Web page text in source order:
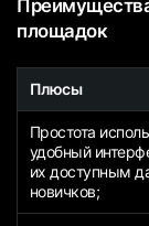
площадок
Плюсы
Простота
удобный
их доступным
новичков;